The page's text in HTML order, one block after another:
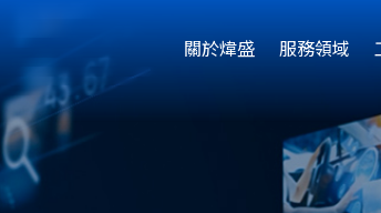
關於煒盛 服務領域